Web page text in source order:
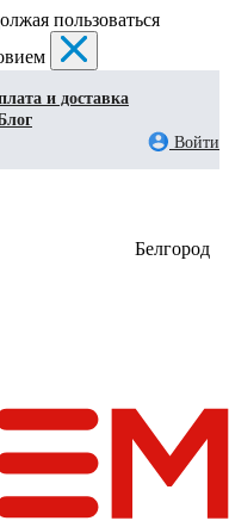
пользоваться
и доставка
Войти
Белгород